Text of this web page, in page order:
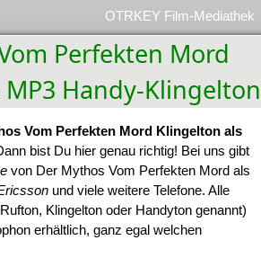
OTRKEY Film-Mediathek
Perfekten Mord
Handy-Klingelton
Vom Perfekten Mord Klingelton als
bist Du hier genau richtig! Bei uns gibt
von Der Mythos Vom Perfekten Mord als
und viele weitere Telefone. Alle
Klingelton oder Handyton genannt)
erhältlich, ganz egal welchen